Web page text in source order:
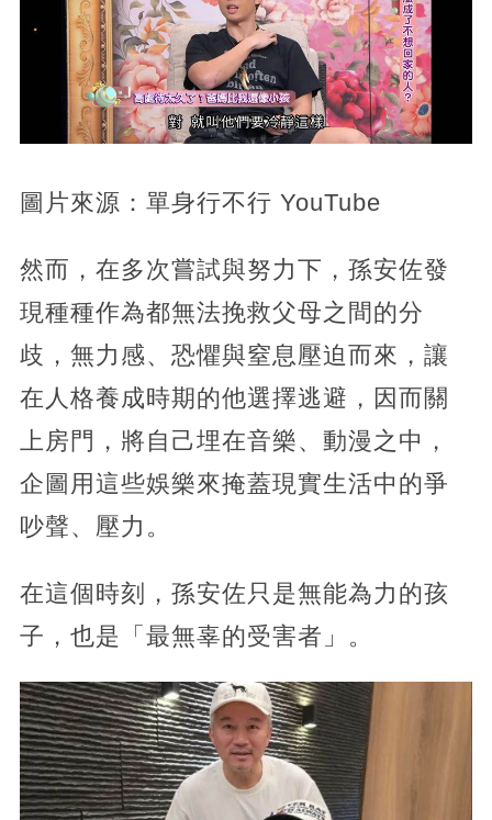
圖片來源：單身行不行 YouTube
然而，在多次嘗試與努力下，孫安佐發
現種種作為都無法挽救父母之間的分
歧，無力感、恐懼與窒息壓迫而來，讓
在人格養成時期的他選擇逃避，因而關
上房門，將自己埋在音樂、動漫之中，
企圖用這些娛樂來掩蓋現實生活中的爭
吵聲、壓力。
在這個時刻，孫安佐只是無能為力的孩
子，也是「最無辜的受害者」。